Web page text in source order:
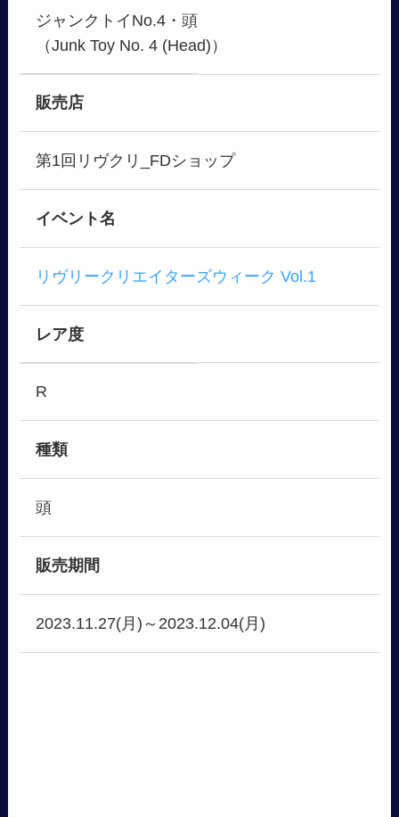
ジャンクトイNo.4・頭
（Junk Toy No. 4 (Head)）
販売店
第1回リヴクリ_FDショップ
イベント名
リヴリークリエイターズウィーク Vol.1
レア度
R
種類
頭
販売期間
2023.11.27(月)～2023.12.04(月)